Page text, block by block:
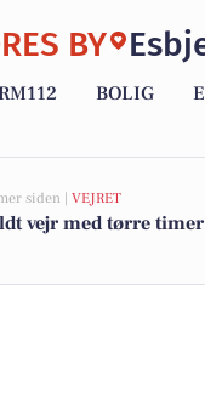
BY
BOLIG
siden | VEJRET
vejr med tørre timer